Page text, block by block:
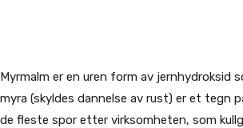
Myrmalm er en uren form av jernhydroksid
myra (skyldes dannelse av rust) er et tegn
de fleste spor etter virksomheten, som